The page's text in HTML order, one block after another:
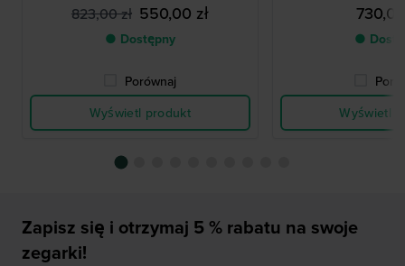
823,00 zł 550,00 zł
● Dostępny
Porównaj
Wyświetl produkt
●
Wyświetl
Zapisz się i otrzymaj 5 % rabatu na swoje
zegarki!